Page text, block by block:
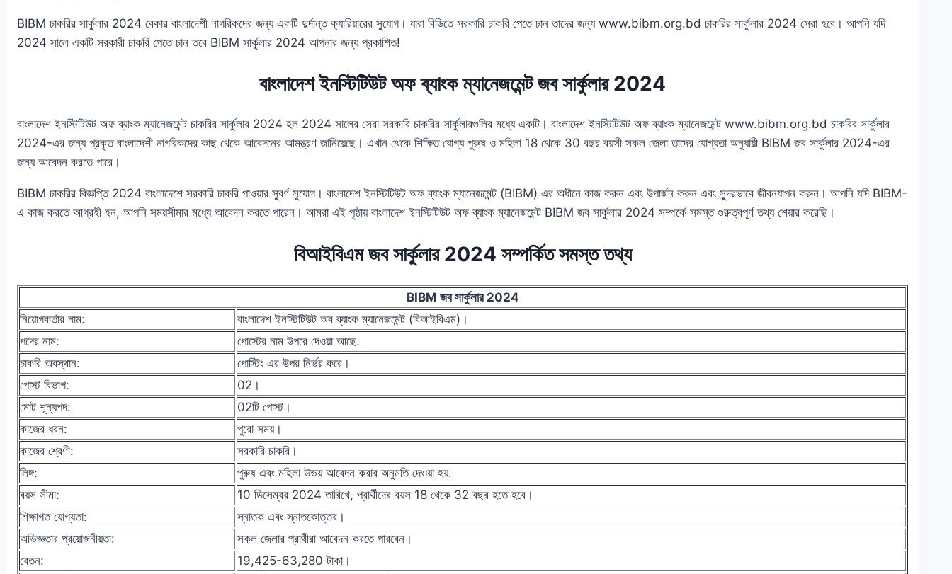
BIBM চাকরির সার্কুলার 2024 বেকার বাংলাদেশী নাগরিকদের জন্য একটি দুর্দান্ত ক্যারিয়ারের সুযোগ। যারা বিডিতে সরকারি চাকরি পেতে চান তাদের জন্য www.bibm.org.bd চাকরির সার্কুলার 2024 সেরা হবে। আপনি যদি
2024 সালে একটি সরকারী চাকরি পেতে চান তবে BIBM সার্কুলার 2024 আপনার জন্য প্রকাশিত!
বাংলাদেশ ইনস্টিটিউট অফ ব্যাংক ম্যানেজমেন্ট জব সার্কুলার 2024
বাংলাদেশ ইনস্টিটিউট অফ ব্যাংক ম্যানেজমেন্ট চাকরির সার্কুলার 2024 হল 2024 সালের সেরা সরকারি চাকরির সার্কুলারগুলির মধ্যে একটি। বাংলাদেশ ইনস্টিটিউট অফ ব্যাংক ম্যানেজমেন্ট www.bibm.org.bd চাকরির সার্কুলার
2024-এর জন্য প্রকৃত বাংলাদেশী নাগরিকদের কাছ থেকে আবেদনের আমন্ত্রণ জানিয়েছে। এখান থেকে শিক্ষিত যোগ্য পুরুষ ও মহিলা 18 থেকে 30 বছর বয়সী সকল জেলা তাদের যোগ্যতা অনুযায়ী BIBM জব সার্কুলার 2024-এর
জন্য আবেদন করতে পারে।
BIBM চাকরির বিজ্ঞপ্তি 2024 বাংলাদেশে সরকারি চাকরি পাওয়ার সুবর্ণ সুযোগ। বাংলাদেশ ইনস্টিটিউট অফ ব্যাংক ম্যানেজমেন্ট (BIBM) এর অধীনে কাজ করুন এবং উপার্জন করুন এবং সুন্দরভাবে জীবনযাপন করুন। আপনি যদি BIBM-
এ কাজ করতে আগ্রহী হন, আপনি সময়সীমার মধ্যে আবেদন করতে পারেন। আমরা এই পৃষ্ঠায় বাংলাদেশ ইনস্টিটিউট অফ ব্যাংক ম্যানেজমেন্ট BIBM জব সার্কুলার 2024 সম্পর্কে সমস্ত গুরুত্বপূর্ণ তথ্য শেয়ার করেছি।
বিআইবিএম জব সার্কুলার 2024 সম্পর্কিত সমস্ত তথ্য
BIBM জব সার্কুলার 2024
নিয়োগকর্তার নাম:
বাংলাদেশ ইনস্টিটিউট অব ব্যাংক ম্যানেজমেন্ট (বিআইবিএম)।
পদের নাম:
পোস্টের নাম উপরে দেওয়া আছে.
চাকরি অবস্থান:
পোস্টিং এর উপর নির্ভর করে।
পোস্ট বিভাগ:
02।
মোট শূন্যপদ:
02টি পোস্ট।
কাজের ধরন:
পুরো সময়।
কাজের শ্রেণী:
সরকারি চাকরি।
লিঙ্গ:
পুরুষ এবং মহিলা উভয় আবেদন করার অনুমতি দেওয়া হয়.
বয়স সীমা:
10 ডিসেম্বর 2024 তারিখে, প্রার্থীদের বয়স 18 থেকে 32 বছর হতে হবে।
শিক্ষাগত যোগ্যতা:
স্নাতক এবং স্নাতকোত্তর।
অভিজ্ঞতার প্রয়োজনীয়তা:
সকল জেলার প্রার্থীরা আবেদন করতে পারবেন।
বেতন:
19,425-63,280 টাকা।